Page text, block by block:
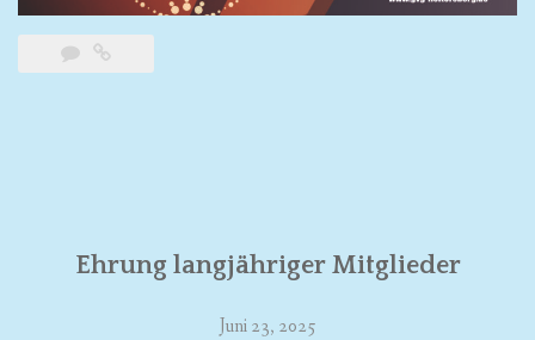
Ehrung langjähriger Mitglieder
Juni 23, 2025